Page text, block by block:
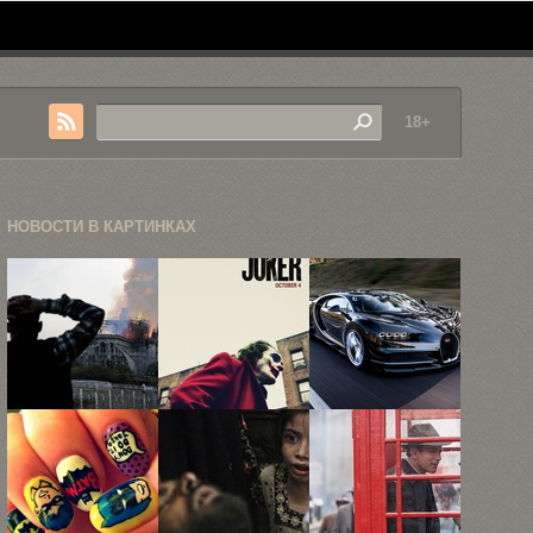
18+
НОВОСТИ В КАРТИНКАХ
Пожар в
соборе Нотр-
Дам-де-Пари
в ...
«Джокер»,
«Ирландец»
и «Однажды
в ...
Невероятный
Bugatti
Chiron за
€2,4 ...